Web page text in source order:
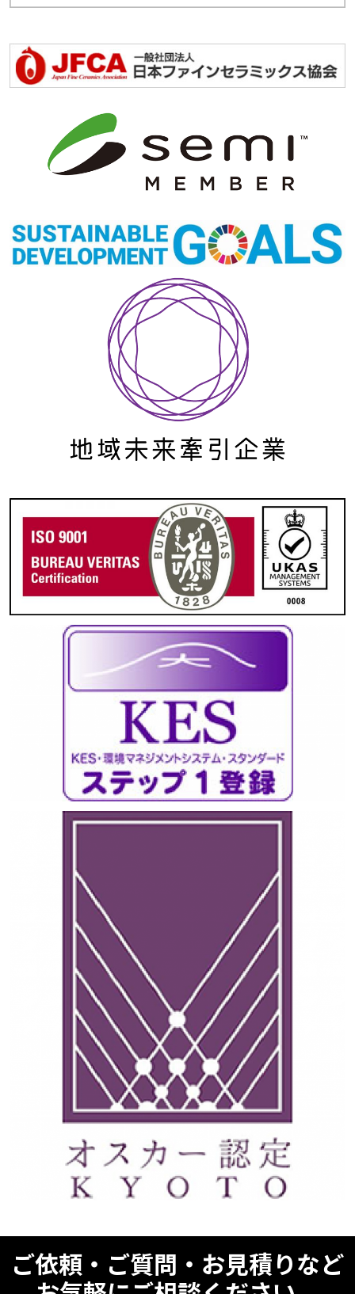
ご依頼・ご質問・お見積りなど